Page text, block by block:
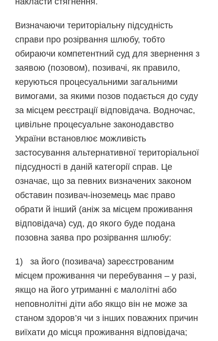
Визначаючи територіальну підсудність
справи про розірвання шлюбу, тобто
обираючи компетентний суд для звернення з
заявою (позовом), позивачі, як правило,
керуються процесуальними загальними
вимогами, за якими позов подається до суду
за місцем реєстрації відповідача. Водночас,
цивільне процесуальне законодавство
України встановлює можливість
застосування альтернативної територіальної
підсудності в даній категорії справ. Це
означає, що за певних визначених законом
обставин позивач-іноземець має право
обрати й інший (аніж за місцем проживання
відповідача) суд, до якого буде подана
позовна заява про розірвання шлюбу:
1) за його (позивача) зареєстрованим
місцем проживання чи перебування – у разі,
якщо на його утриманні є малолітні або
неповнолітні діти або якщо він не може за
станом здоров’я чи з інших поважних причин
виїхати до місця проживання відповідача;